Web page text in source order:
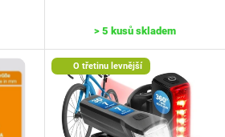
> 5 kusů skladem
O třetinu levnější